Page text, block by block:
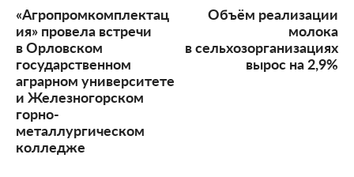
«Агропромкомплектац
ия» провела встречи
в Орловском
государственном
аграрном университете
и Железногорском
горно-
металлургическом
колледже
Объём реализации
молока
в сельхозорганизациях
вырос на 2,9%